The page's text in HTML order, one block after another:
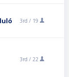
3rd / 19
3rd / 22